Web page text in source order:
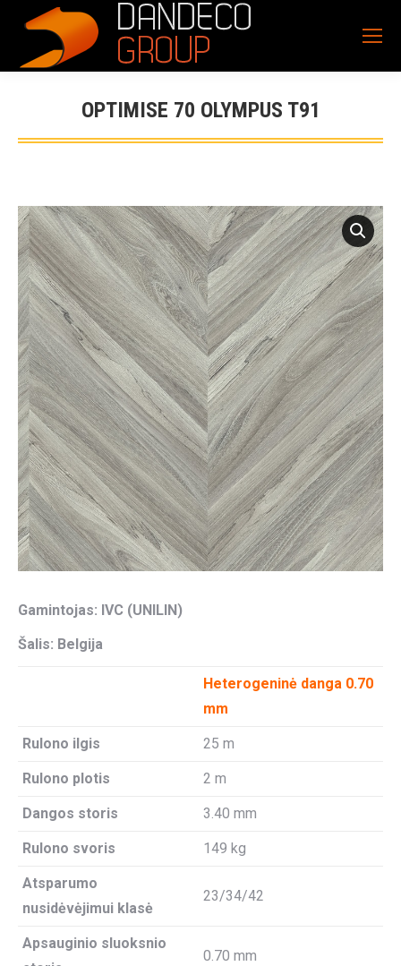
OPTIMISE 70 OLYMPUS T91
Gamintojas: IVC (UNILIN)
Šalis: Belgija
Heterogeninė danga 0.70
mm
Rulono ilgis 25 m
Rulono plotis 2 m
Dangos storis 3.40 mm
Rulono svoris 149 kg
Atsparumo
nusidėvėjimui klasė
23/34/42
Apsauginio sluoksnio
0.70 mm